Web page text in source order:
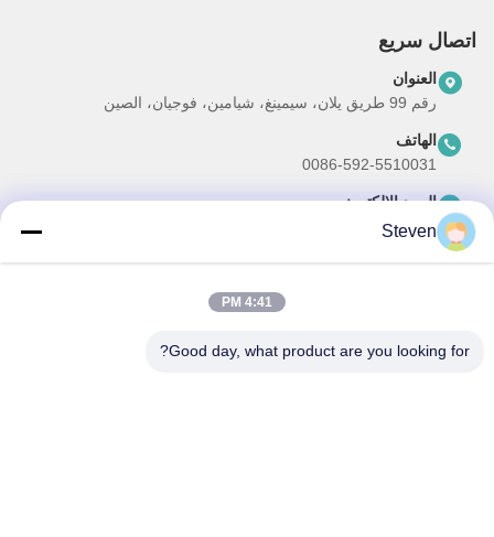
اتصال سريع
العنوان
رقم 99 طريق يلان، سيمينغ، شيامين، فوجيان، الصين
الهاتف
0086-592-5510031
البريد الإلكتروني
steven@winley-electric.com
اشترك في نشرتنا الإخبارية للحصول على خصومات وأكثر.
Steven
4:41 PM
Good day, what product are you looking for?